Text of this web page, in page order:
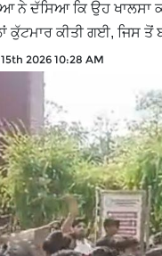
ਨੇ ਦੱਸਿਆ ਕਿ ਉਹ ਖਾਲਸਾ
ਕੀਤੀ ਗਈ, ਜਿਸ ਤੋਂ
2026 10:28 AM